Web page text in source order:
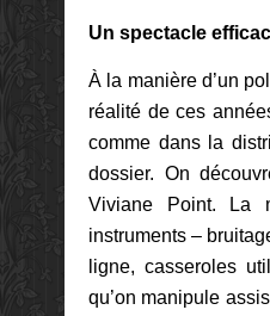
Un spectacle
À la manière d’un
réalité de ces
comme dans la
dossier. On
Viviane Point. La
instruments –
ligne, casseroles
qu’on manipule